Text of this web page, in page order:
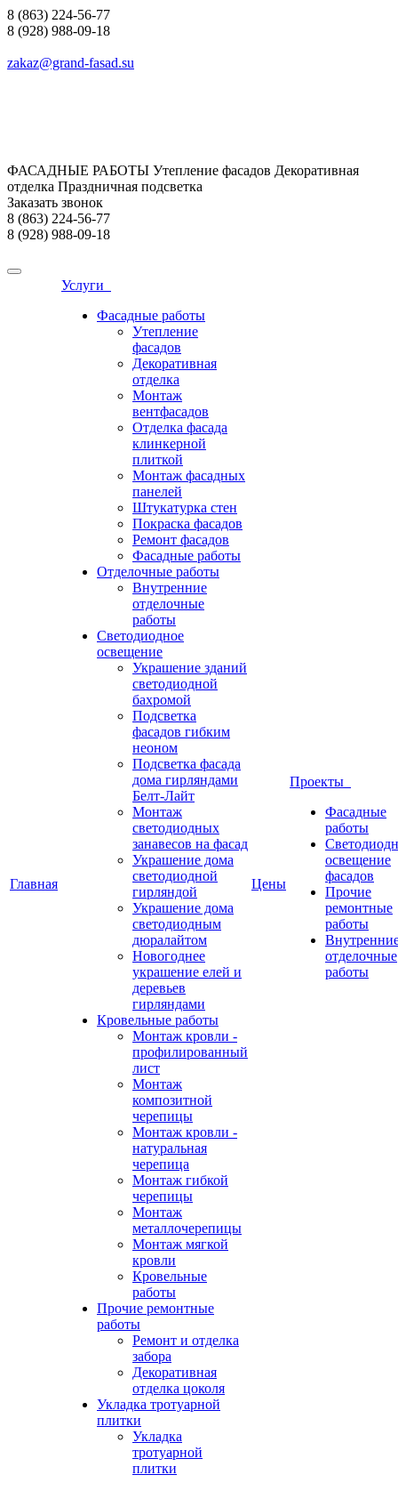
8 (863) 224-56-77
8 (928) 988-09-18
zakaz@grand-fasad.su
ФАСАДНЫЕ РАБОТЫ Утепление фасадов Декоративная
отделка Праздничная подсветка
Заказать звонок
8 (863) 224-56-77
8 (928) 988-09-18
Главная
Услуги
Фасадные работы
Утепление
фасадов
Декоративная
отделка
Монтаж
вентфасадов
Отделка фасада
клинкерной
плиткой
Монтаж фасадных
панелей
Штукатурка стен
Покраска фасадов
Ремонт фасадов
Фасадные работы
Отделочные работы
Внутренние
отделочные
работы
Светодиодное
освещение
Украшение зданий
светодиодной
бахромой
Подсветка
фасадов гибким
неоном
Подсветка фасада
дома гирляндами
Белт-Лайт
Монтаж
светодиодных
занавесов на фасад
Украшение дома
светодиодной
гирляндой
Украшение дома
светодиодным
дюралайтом
Новогоднее
украшение елей и
деревьев
гирляндами
Кровельные работы
Монтаж кровли -
профилированный
лист
Монтаж
композитной
черепицы
Монтаж кровли -
натуральная
черепица
Монтаж гибкой
черепицы
Монтаж
металлочерепицы
Монтаж мягкой
кровли
Кровельные
работы
Прочие ремонтные
работы
Ремонт и отделка
забора
Декоративная
отделка цоколя
Укладка тротуарной
плитки
Укладка
тротуарной
плитки
Цены
Проекты
Фасадные
работы
освещение
фасадов
Прочие
ремонтные
работы
отделочные
работы